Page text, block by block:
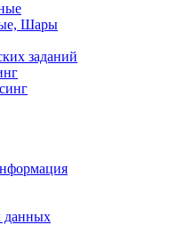
Шары
заданий
данных